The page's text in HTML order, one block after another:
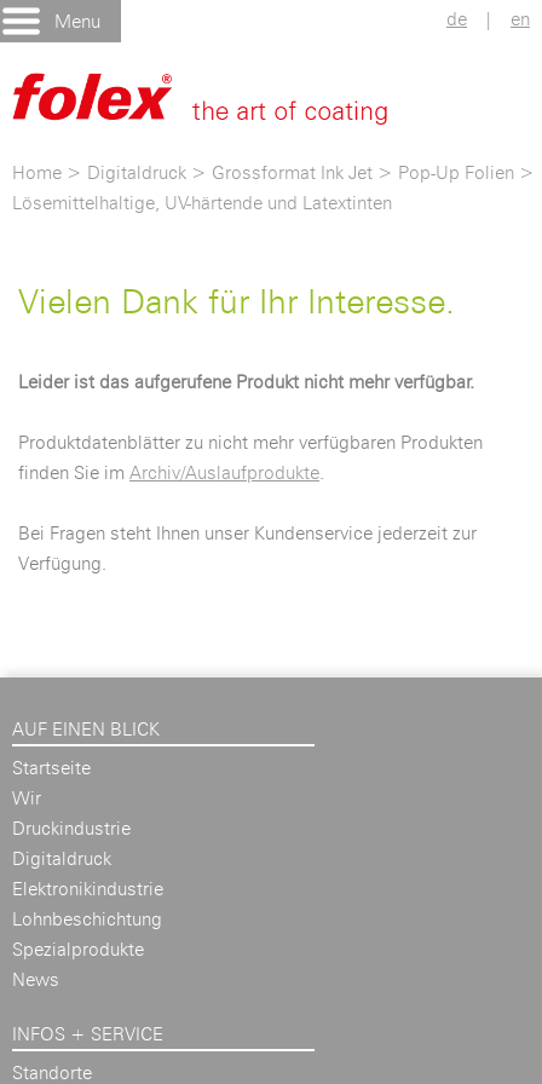
Menu de | en
Home > Digitaldruck > Grossformat Ink Jet > Pop-Up Folien >
Lösemittelhaltige, UV-härtende und Latextinten
Vielen Dank für Ihr Interesse.
Leider ist das aufgerufene Produkt nicht mehr verfügbar.
Produktdatenblätter zu nicht mehr verfügbaren Produkten
finden Sie im Archiv/Auslaufprodukte.
Bei Fragen steht Ihnen unser Kundenservice jederzeit zur
Verfügung.
AUF EINEN BLICK
Startseite
Wir
Druckindustrie
Digitaldruck
Elektronikindustrie
Lohnbeschichtung
Spezialprodukte
News
INFOS + SERVICE
Standorte